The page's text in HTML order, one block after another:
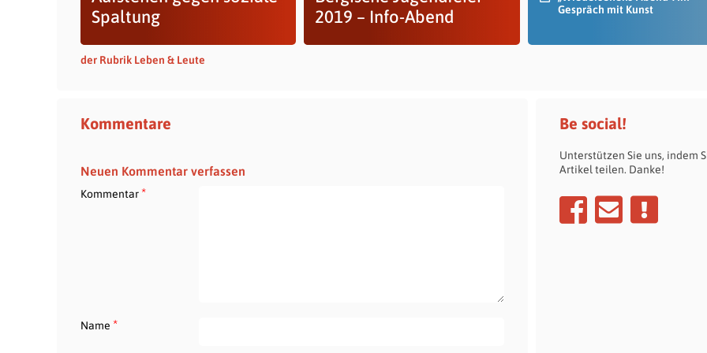
Spaltung
2019 – Info-Abend
Gespräch mit Kunst
der Rubrik Leben & Leute
Kommentare
Neuen Kommentar verfassen
Kommentar*
Name *
Be social!
Unterstützen Sie uns, indem
Artikel teilen. Danke!